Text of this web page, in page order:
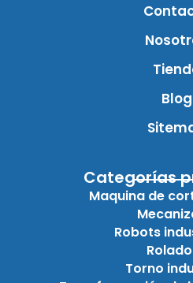
Blog
Categorías
Maquina de
Robots
Torno